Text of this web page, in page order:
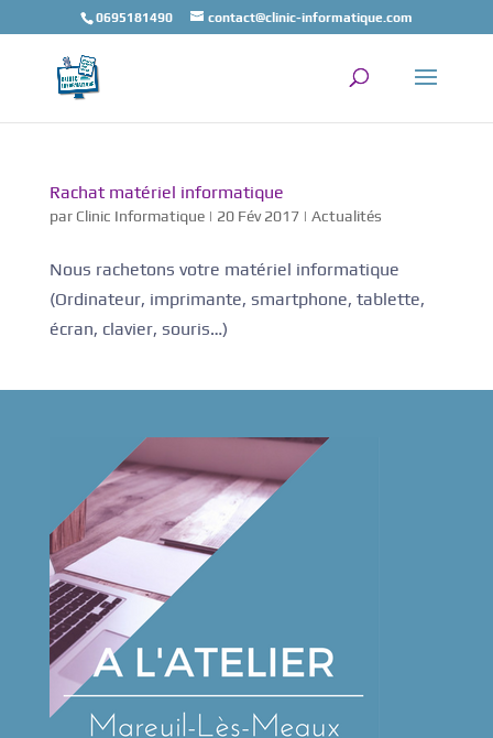
0695181490 contact@clinic-informatique.com
Rachat matériel informatique
par Clinic Informatique| 20 Fév 2017| Actualités
Nous rachetons votre matériel informatique
(Ordinateur, imprimante, smartphone, tablette,
écran, clavier, souris…)